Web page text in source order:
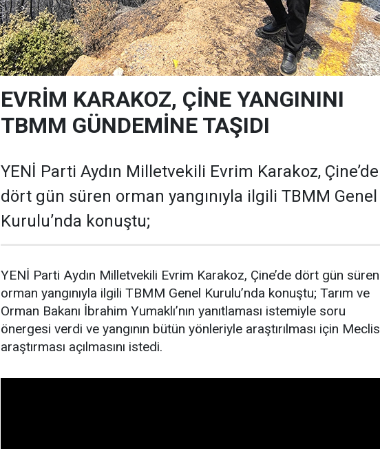
EVRİM KARAKOZ, ÇİNE YANGININI
TBMM GÜNDEMİNE TAŞIDI
YENİ Parti Aydın Milletvekili Evrim Karakoz, Çine’de
dört gün süren orman yangınıyla ilgili TBMM Genel
Kurulu’nda konuştu;
YENİ Parti Aydın Milletvekili Evrim Karakoz, Çine’de dört gün süren
orman yangınıyla ilgili TBMM Genel Kurulu’nda konuştu; Tarım ve
Orman Bakanı İbrahim Yumaklı’nın yanıtlaması istemiyle soru
önergesi verdi ve yangının bütün yönleriyle araştırılması için Meclis
araştırması açılmasını istedi.